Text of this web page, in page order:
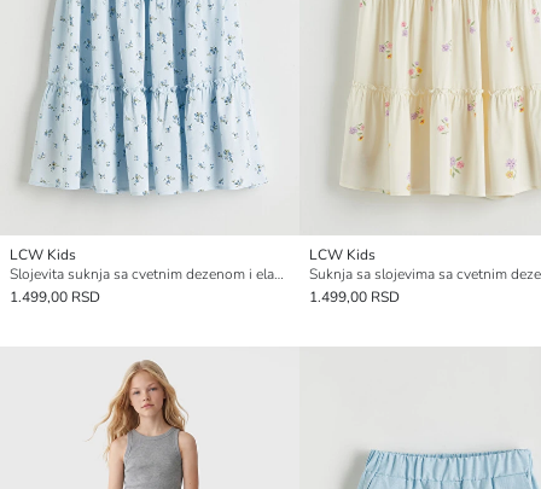
LCW Kids
Slojevita suknja sa cvetnim dezenom i elastičnim strukom za devojčice
1.499,00 RSD
LCW Kids
1.499,00 RSD